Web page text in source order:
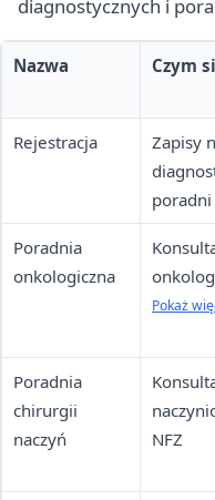
diagnostycznych i
Nazwa Czym
Rejestracja
Zapisy
poradni
Poradnia
onkologiczna
Pokaż
Poradnia
chirurgii
naczyń
NFZ